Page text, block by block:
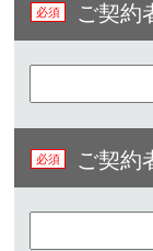
ご契
ご契